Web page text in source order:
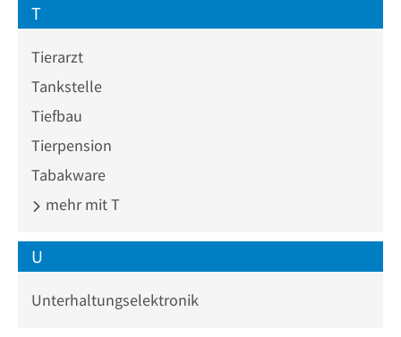
T
Tierarzt
Tankstelle
Tiefbau
Tierpension
Tabakware
mehr mit T
U
Unterhaltungselektronik